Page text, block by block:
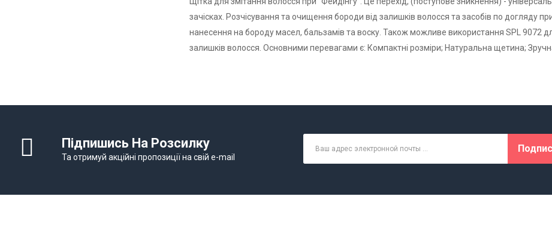
зачісках. Розчісування та очищення бороди від залишків волосся та засобів по догляду
нанесення на бороду масел, бальзамів та воску. Також можливе використання SPL 9072
залишків волосся. Основними перевагами є: Компактні розміри; Натуральна щетина;
Підпишись На Розсилку
Та отримуй акційні пропозиції на свій e-mail